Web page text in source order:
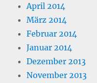
April 2014
März 2014
Februar 2014
Januar 2014
Dezember 2013
November 2013